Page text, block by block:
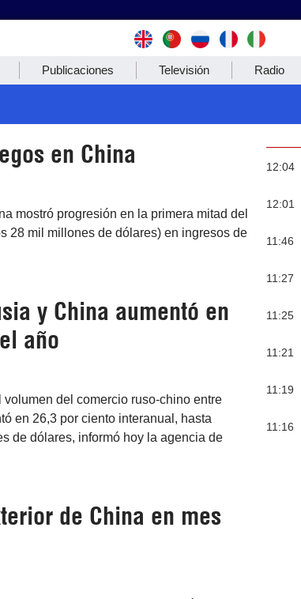
Publicaciones Televisión Radio
en China
mostró progresión en la primera mitad del
28 mil millones de dólares) en ingresos de
y China aumentó en
año
del comercio ruso-chino entre
en 26,3 por ciento interanual, hasta
de dólares, informó hoy la agencia de
de China en mes
12:04
12:01
11:46
11:27
11:25
11:21
11:19
11:16